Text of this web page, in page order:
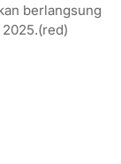
berlangsung